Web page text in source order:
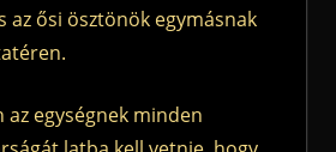
az ősi ösztönök egymásnak
az egységnek minden